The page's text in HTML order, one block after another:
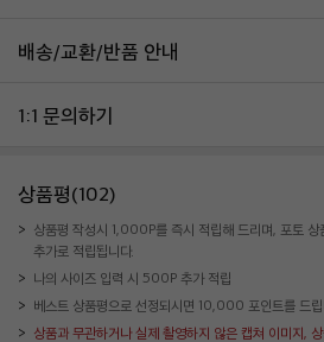
배송/교환/반품 안내
1:1 문의하기
상품평(102)
상품평 작성시 1,000P를 즉시 적립해 드리며, 포토
추가로 적립됩니다.
나의 사이즈 입력 시 500P 추가 적립
베스트 상품평으로 선정되시면 10,000 포인트를 드립
상품과 무관하거나 실제 촬영하지 않은 캡쳐 이미지,